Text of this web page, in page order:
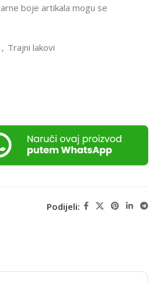
boje artikala mogu se
, Trajni lakovi
Podijeli: